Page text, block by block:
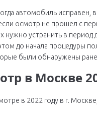
автомобиль исправен,
осмотр не прошел с
нужно устранить в период
до начала процедуры
были обнаружены
в Москве
в 2022 году в г.